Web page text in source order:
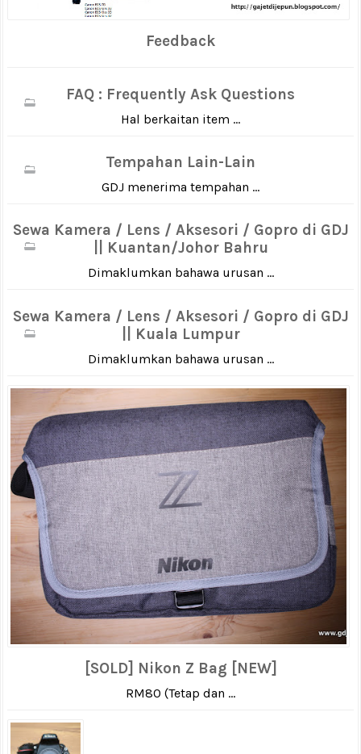
Feedback
FAQ : Frequently Ask Questions
Hal berkaitan item ...
Tempahan Lain-Lain
GDJ menerima tempahan ...
Sewa Kamera / Lens / Aksesori / Gopro di GDJ
|| Kuantan/Johor Bahru
Dimaklumkan bahawa urusan ...
Sewa Kamera / Lens / Aksesori / Gopro di GDJ
|| Kuala Lumpur
Dimaklumkan bahawa urusan ...
[SOLD] Nikon Z Bag [NEW]
RM80 (Tetap dan ...